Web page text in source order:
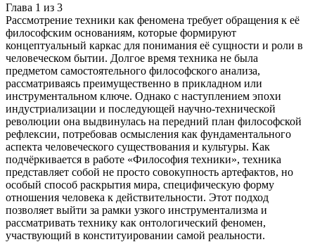
Глава 1 из 3
Рассмотрение техники как феномена требует обращения к её
философским основаниям, которые формируют
концептуальный каркас для понимания её сущности и роли в
человеческом бытии. Долгое время техника не была
предметом самостоятельного философского анализа,
рассматриваясь преимущественно в прикладном или
инструментальном ключе. Однако с наступлением эпохи
индустриализации и последующей научно-технической
революции она выдвинулась на передний план философской
рефлексии, потребовав осмысления как фундаментального
аспекта человеческого существования и культуры. Как
подчёркивается в работе «Философия техники», техника
представляет собой не просто совокупность артефактов, но
особый способ раскрытия мира, специфическую форму
отношения человека к действительности. Этот подход
позволяет выйти за рамки узкого инструментализма и
рассматривать технику как онтологический феномен,
участвующий в конституировании самой реальности.